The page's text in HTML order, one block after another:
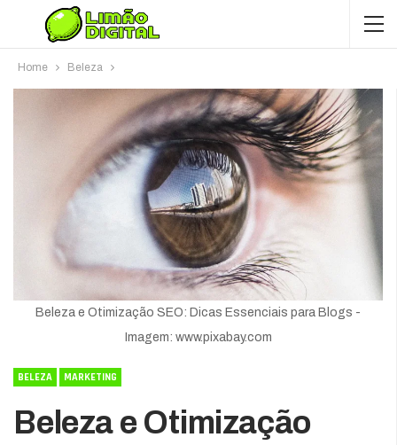
Home Beleza
Beleza e Otimização SEO: Dicas Essenciais para Blogs -
Imagem: www.pixabay.com
BELEZA MARKETING
Beleza e Otimização